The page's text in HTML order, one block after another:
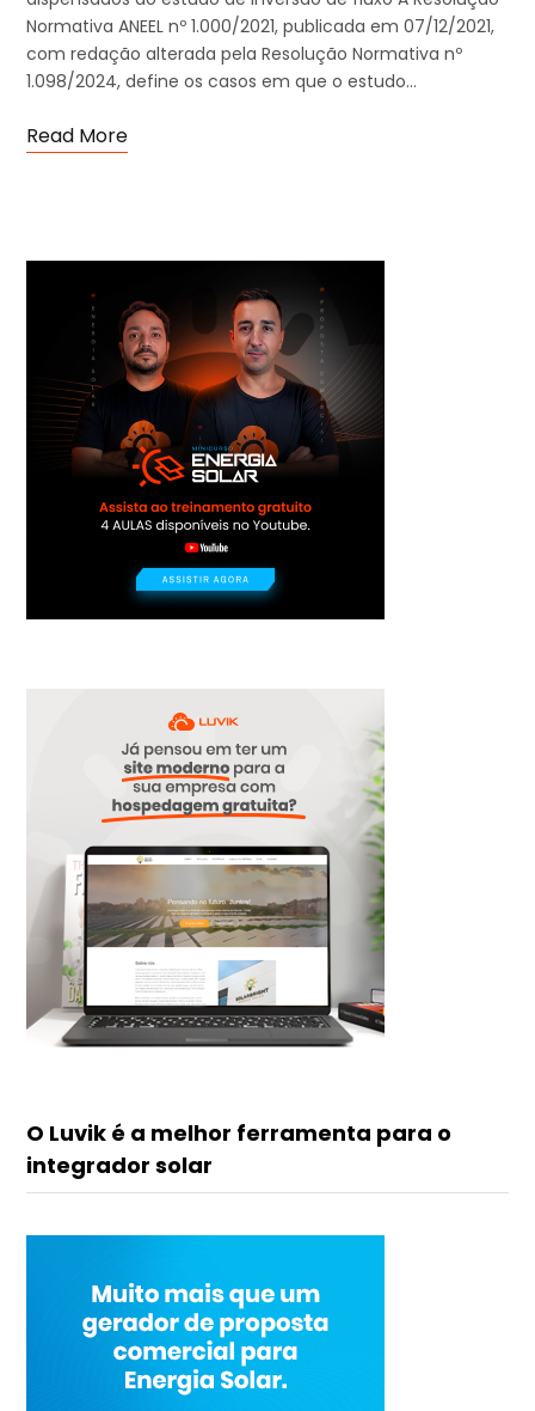
Normativa ANEEL nº 1.000/2021, publicada em 07/12/2021,
com redação alterada pela Resolução Normativa nº
1.098/2024, define os casos em que o estudo…
Read More
O Luvik é a melhor ferramenta para o
integrador solar